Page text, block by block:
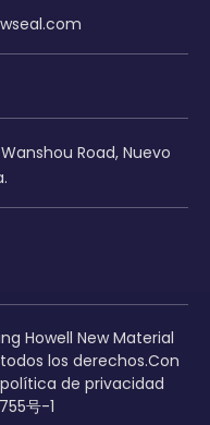
Road, Nuevo
Howell New Material
los derechos.Con
política de privacidad
号-1